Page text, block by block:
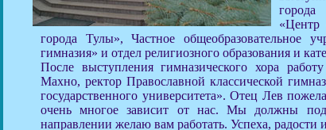
«Центр
города Тулы», Частное общеобразовательное
гимназия» и отдел религиозного образования и
После выступления гимназического хора
Махно, ректор Православной классической
государственного университета». Отец Лев
очень многое зависит от нас. Мы должны
направлении желаю вам работать. Успеха, радости